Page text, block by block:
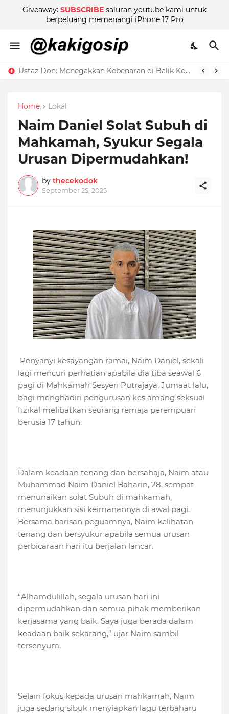
Giveaway: SUBSCRIBE saluran youtube kami untuk
berpeluang memenangi iPhone 17 Pro
Ustaz Don: Menegakkan Kebenaran di Balik Kontroversi
Home Lokal
Naim Daniel Solat Subuh di
Mahkamah, Syukur Segala
Urusan Dipermudahkan!
by thecekodok
September 25, 2025
Penyanyi kesayangan ramai, Naim Daniel, sekali
lagi mencuri perhatian apabila dia tiba seawal 6
pagi di Mahkamah Sesyen Putrajaya, Jumaat lalu,
bagi menghadiri pengurusan kes amang seksual
fizikal melibatkan seorang remaja perempuan
berusia 17 tahun.
Dalam keadaan tenang dan bersahaja, Naim atau
Muhammad Naim Daniel Baharin, 28, sempat
menunaikan solat Subuh di mahkamah,
menunjukkan sisi keimanannya di awal pagi.
Bersama barisan peguamnya, Naim kelihatan
tenang dan bersyukur apabila semua urusan
perbicaraan hari itu berjalan lancar.
“Alhamdulillah, segala urusan hari ini
dipermudahkan dan semua pihak memberikan
kerjasama yang baik. Saya juga berada dalam
keadaan baik sekarang,” ujar Naim sambil
tersenyum.
Selain fokus kepada urusan mahkamah, Naim
juga sedang sibuk menyiapkan lagu terbaharu